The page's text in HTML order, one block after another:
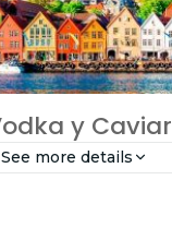
y Caviar
See more details